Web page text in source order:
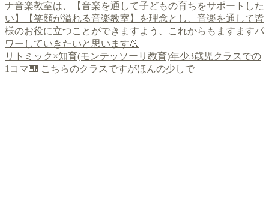
リトミック×知育(モンテッソーリ教育)年少3歳児クラスでの
1コマ🎹 こちらのクラスですがほんの少しで